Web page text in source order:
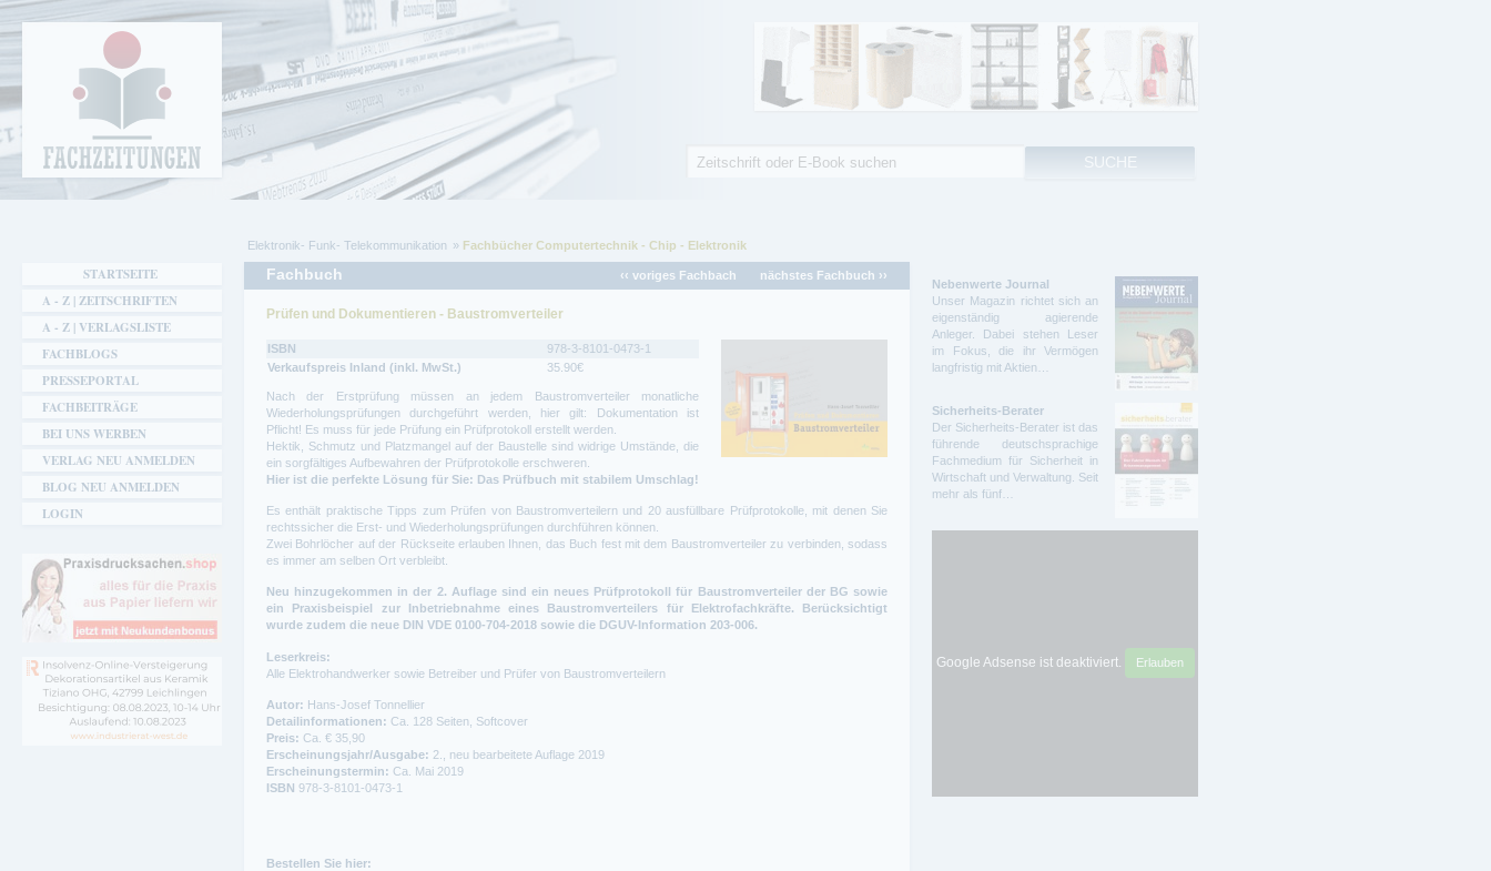
Fachzeitungen.de - Das unabhängige Portal
für Fachmagazine Fachpublikationen &
eBooks
Sie sind hier
Elektronik- Funk- Telekommunikation Fachbücher Computertechnik - Chip - Elektronik
Fachbuch ‹‹ voriges Fachbach nächstes Fachbuch ››
Prüfen und Dokumentieren - Baustromverteiler
ISBN
978-3-8101-0473-1
Verkaufspreis Inland (inkl. MwSt.)
35.90€
Nach der Erstprüfung müssen an jedem Baustromverteiler monatliche
Wiederholungsprüfungen durchgeführt werden, hier gilt: Dokumentation ist
Pflicht! Es muss für jede Prüfung ein Prüfprotokoll erstellt werden.
Hektik, Schmutz und Platzmangel auf der Baustelle sind widrige Umstände, die
ein sorgfältiges Aufbewahren der Prüfprotokolle erschweren.
Hier ist die perfekte Lösung für Sie: Das Prüfbuch mit stabilem Umschlag!
Es enthält praktische Tipps zum Prüfen von Baustromverteilern und 20 ausfüllbare Prüfprotokolle, mit denen Sie
rechtssicher die Erst- und Wiederholungsprüfungen durchführen können.
Zwei Bohrlöcher auf der Rückseite erlauben Ihnen, das Buch fest mit dem Baustromverteiler zu verbinden, sodass
es immer am selben Ort verbleibt.
Neu hinzugekommen in der 2. Auflage sind ein neues Prüfprotokoll für Baustromverteiler der BG sowie
ein Praxisbeispiel zur Inbetriebnahme eines Baustromverteilers für Elektrofachkräfte. Berücksichtigt
wurde zudem die neue DIN VDE 0100-704-2018 sowie die DGUV-Information 203-006.
Leserkreis:
Alle Elektrohandwerker sowie Betreiber und Prüfer von Baustromverteilern
Autor: Hans-Josef Tonnellier
Detailinformationen: Ca. 128 Seiten, Softcover
Preis: Ca. € 35,90
Erscheinungsjahr/Ausgabe: 2., neu bearbeitete Auflage 2019
Erscheinungstermin: Ca. Mai 2019
ISBN 978-3-8101-0473-1
Bestellen Sie hier:
STARTSEITE
A - Z | ZEITSCHRIFTEN
A - Z | VERLAGSLISTE
FACHBLOGS
PRESSEPORTAL
FACHBEITRÄGE
BEI UNS WERBEN
VERLAG NEU ANMELDEN
BLOG NEU ANMELDEN
LOGIN
Nebenwerte Journal
Unser Magazin richtet sich an
eigenständig agierende
Anleger. Dabei stehen Leser
im Fokus, die ihr Vermögen
langfristig mit Aktien…
Sicherheits-Berater
Der Sicherheits-Berater ist das
führende deutschsprachige
Fachmedium für Sicherheit in
Wirtschaft und Verwaltung. Seit
mehr als fünf…
Google Adsense ist deaktiviert. Erlauben
Suchformular